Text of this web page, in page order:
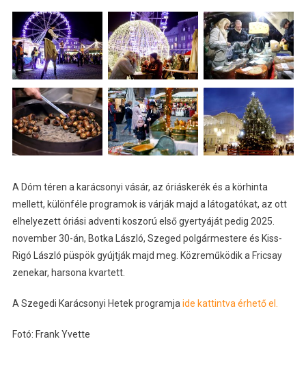
A Dóm téren a karácsonyi vásár, az óriáskerék és a körhinta
mellett, különféle programok is várják majd a látogatókat, az ott
elhelyezett óriási adventi koszorú első gyertyáját pedig 2025.
november 30-án, Botka László, Szeged polgármestere és Kiss-
Rigó László püspök gyújtják majd meg. Közreműködik a Fricsay
zenekar, harsona kvartett.
A Szegedi Karácsonyi Hetek programja ide kattintva érhető el.
Fotó: Frank Yvette